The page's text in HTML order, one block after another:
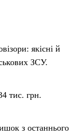
якісні й
ЗСУ.
тис. грн.
з останнього